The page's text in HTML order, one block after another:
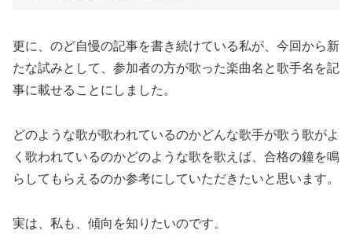
更に、のど自慢の記事を書き続けている私が、今回から新
たな試みとして、参加者の方が歌った楽曲名と歌手名を記
事に載せることにしました。
どのような歌が歌われているのかどんな歌手が歌う歌がよ
く歌われているのかどのような歌を歌えば、合格の鐘を鳴
らしてもらえるのか参考にしていただきたいと思います。
実は、私も、傾向を知りたいのです。